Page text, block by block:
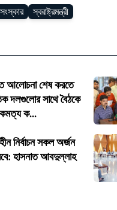
সংস্কার স্বরাষ্ট্রমন্ত্রী
আলোচনা শেষ করতে
দলগুলোর সাথে বৈঠকে
ক...
নির্বাচন সকল অর্জন
হাসনাত আবদুল্লাহ